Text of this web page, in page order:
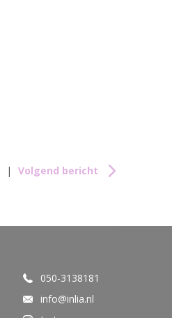
| Volgend bericht
050-3138181
info@inlia.nl